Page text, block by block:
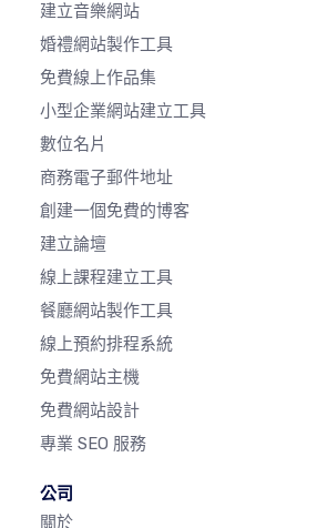
建立音樂網站
婚禮網站製作工具
免費線上作品集
小型企業網站建立工具
數位名片
商務電子郵件地址
創建一個免費的博客
建立論壇
線上課程建立工具
餐廳網站製作工具
線上預約排程系統
免費網站主機
免費網站設計
專業 SEO 服務
公司
關於